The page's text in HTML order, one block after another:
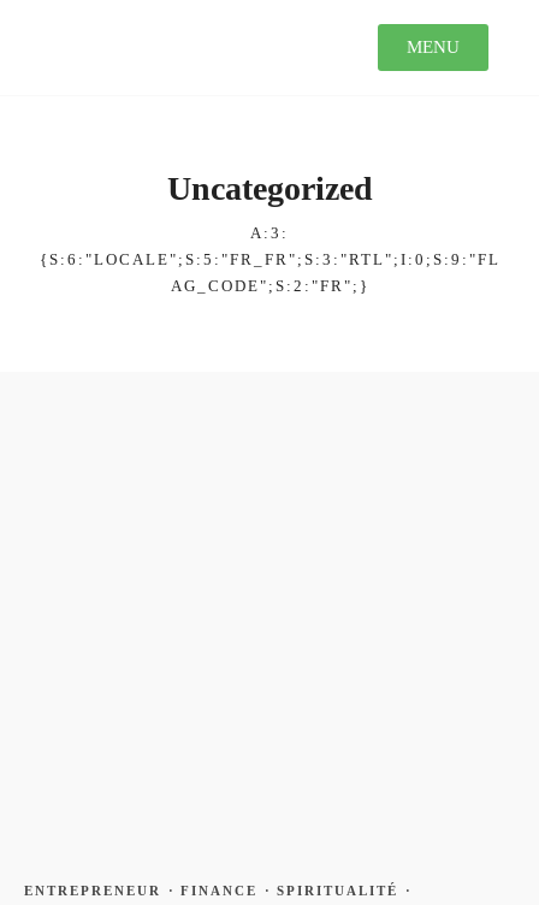
MENU
Uncategorized
A:3:
{S:6:"LOCALE";S:5:"FR_FR";S:3:"RTL";I:0;S:9:"FL
AG_CODE";S:2:"FR";}
ENTREPRENEUR · FINANCE · SPIRITUALITÉ
·